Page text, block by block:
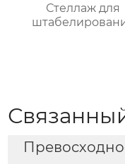
Стеллаж для